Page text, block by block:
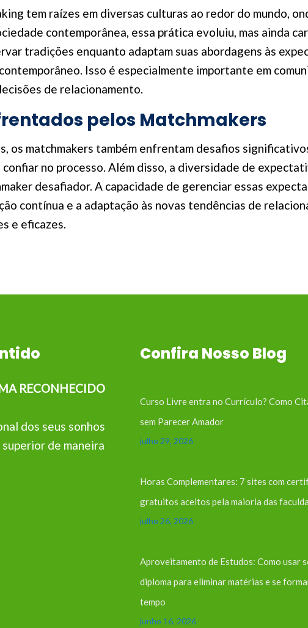
tem raízes em diversas culturas ao redor do mundo,
contemporânea, essa prática evoluiu, mas ainda
tradições enquanto adaptam suas abordagens às
Isso é especialmente importante em
de relacionamento.
pelos Matchmakers
os matchmakers também enfrentam desafios
no processo. Além disso, a diversidade de
desafiador. A capacidade de gerenciar essas
contínua e a adaptação às novas tendências de
e eficazes.
RECONHECIDO
dos seus sonhos
de maneira
Confira Nosso Blog
Curso Livre entra no Currículo? Como
sem Parecer Amador
julho 29, 2026
Horas Complementares: 7 sites com
gratuitos aceitos pela maioria das
julho 26, 2026
Aproveitamento de Estudos: Como usar
diploma para eliminar matérias e se
tempo
junho 16, 2026